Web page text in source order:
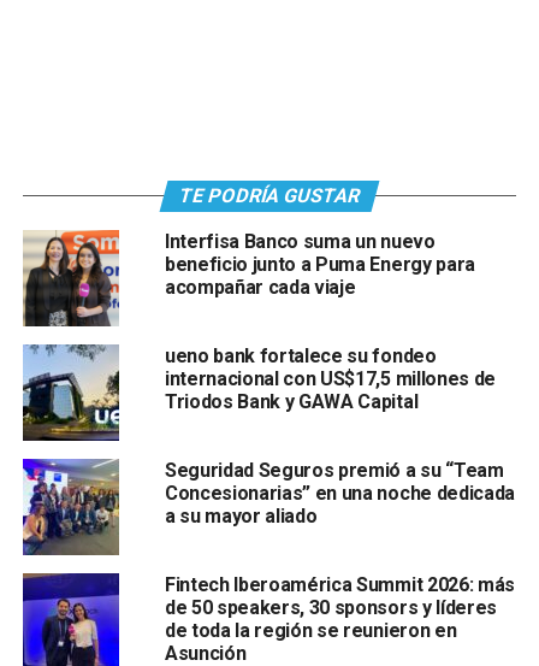
TE PODRÍA GUSTAR
Interfisa Banco suma un nuevo
beneficio junto a Puma Energy para
acompañar cada viaje
ueno bank fortalece su fondeo
internacional con US$17,5 millones de
Triodos Bank y GAWA Capital
Seguridad Seguros premió a su “Team
Concesionarias” en una noche dedicada
a su mayor aliado
Fintech Iberoamérica Summit 2026: más
de 50 speakers, 30 sponsors y líderes
de toda la región se reunieron en
Asunción